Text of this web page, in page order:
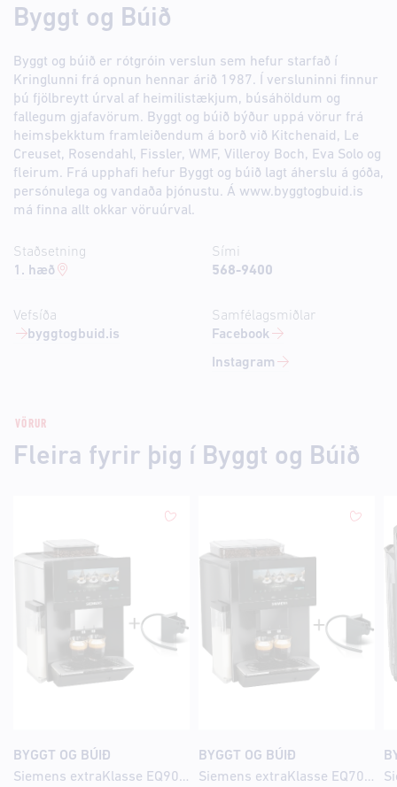
Byggt og Búið
Byggt og búið er rótgróin verslun sem hefur starfað í
Kringlunni frá opnun hennar árið 1987. Í versluninni finnur
þú fjölbreytt úrval af heimilistækjum, búsáhöldum og
fallegum gjafavörum. Byggt og búið býður uppá vörur frá
heimsþekktum framleiðendum á borð við Kitchenaid, Le
Creuset, Rosendahl, Fissler, WMF, Villeroy Boch, Eva Solo og
fleirum. Frá upphafi hefur Byggt og búið lagt áherslu á góða,
persónulega og vandaða þjónustu. Á www.byggtogbuid.is
má finna allt okkar vöruúrval.
Staðsetning
1. hæð
Vefsíða
byggtogbuid.is
Sími
568-9400
Samfélagsmiðlar
Facebook
Instagram
VÖRUR
Fleira fyrir þig í Byggt og Búið
BYGGT OG BÚIÐ
Siemens extraKlasse EQ900 iAroma Espresso kaffivél
BYGGT OG BÚIÐ
Siemens extraKlasse EQ700 iAroma Espresso kaffivél